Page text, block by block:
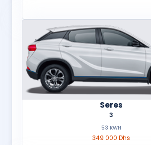
Seres
3
53 KWH
349 000 Dhs